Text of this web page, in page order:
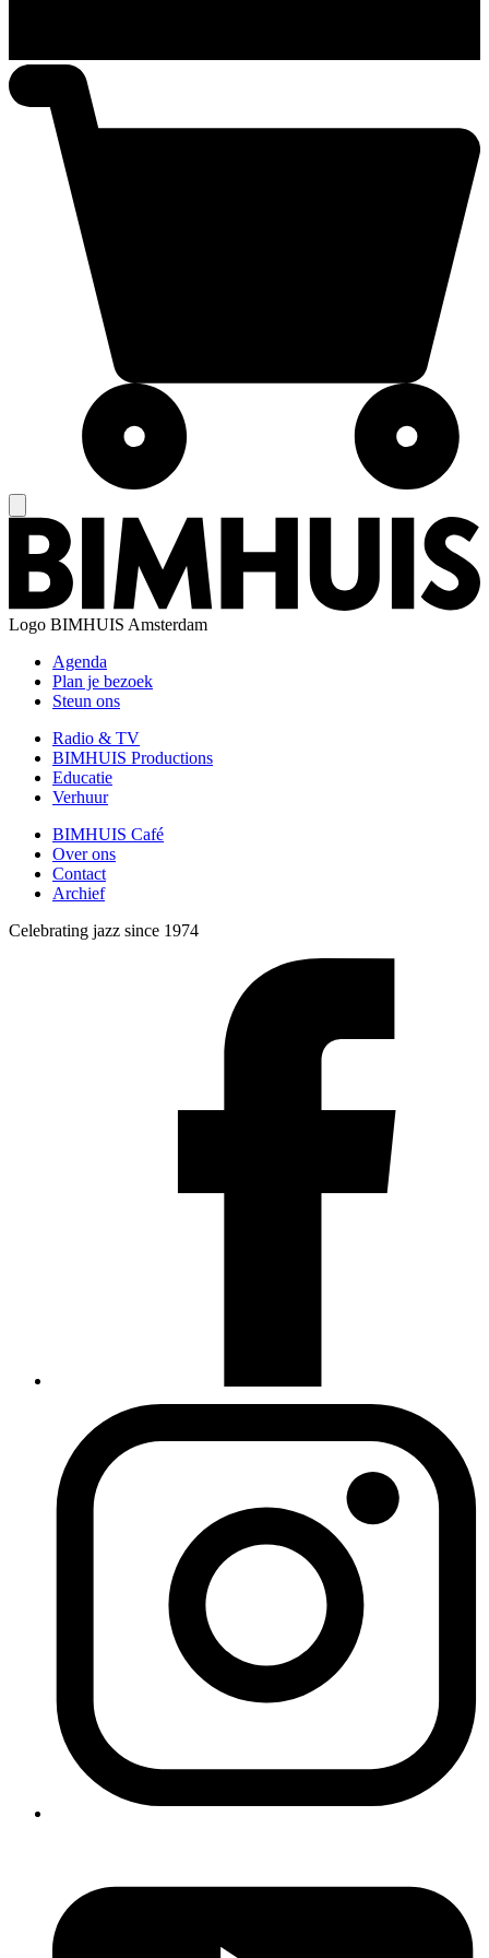
Logo BIMHUIS Amsterdam
Agenda
Plan je bezoek
Steun ons
Radio & TV
BIMHUIS Productions
Educatie
Verhuur
BIMHUIS Café
Over ons
Contact
Archief
Celebrating jazz since 1974